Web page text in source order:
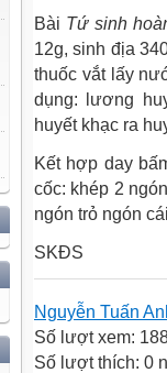
Bài Tứ sinh
12g, sinh địa
thuốc vắt lấy
dụng: lương
huyết khạc ra
Kết hợp day
cốc: khép 2
ngón trỏ ngón
SKĐS
Nguyễn Tuấn
Số lượt xem:
Số lượt thích: 0